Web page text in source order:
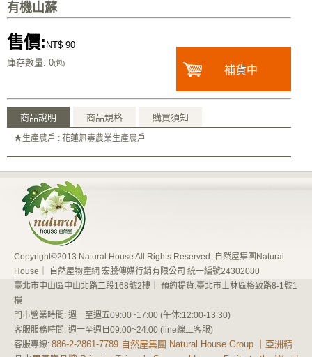
有機山蘇
售價: NT$ 90
庫存數量: 0(包)
補貨中
商品說明 商品規格 購買須知
★生產農戶 : 花蓮無毒農業生產農戶
Copyright©2013 Natural House All Rights Reserved. 自然屋集團Natural
House｜ 自然屋物產網 宏騰傳媒行銷有限公司 統一編號24302080
臺北市中山區中山北路二段168號2樓｜ 預約提貨:臺北市士林區格致路8-1號1
樓
門市營業時間: 週一至週五09:00~17:00 (午休:12:00-13:30)
客服服務時間: 週一至週日09:00~24:00 (line線上客服)
客服專線: 886-2-2861-7789 自然屋集團 Natural House Group ｜亞洲精